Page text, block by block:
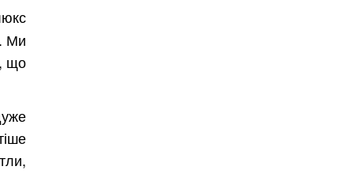
Ми
що
Безкоштовно.